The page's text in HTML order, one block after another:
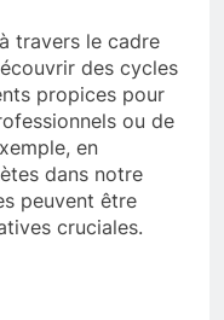
travers le cadre
des cycles
propices pour
ou de
en
dans notre
peuvent être
cruciales.